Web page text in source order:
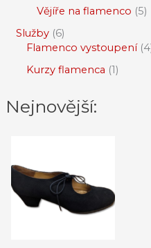
Vějíře na flamenco 5
Služby 6
Flamenco vystoupení 4
Kurzy flamenca 1
Nejnovější: